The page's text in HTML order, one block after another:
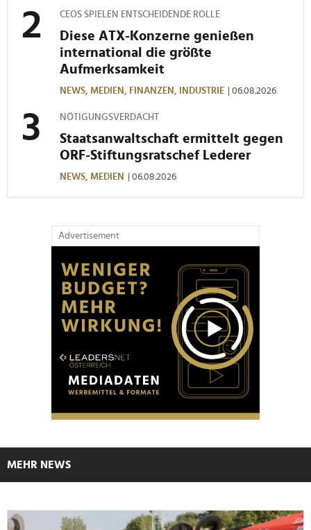
CEOS SPIELEN ENTSCHEIDENDE ROLLE
Diese ATX-Konzerne genießen
international die größte
Aufmerksamkeit
NEWS, MEDIEN, FINANZEN, INDUSTRIE | 06.08.2026
NÖTIGUNGSVERDACHT
Staatsanwaltschaft ermittelt gegen
ORF-Stiftungsratschef Lederer
NEWS, MEDIEN | 06.08.2026
Advertisement
MEHR NEWS